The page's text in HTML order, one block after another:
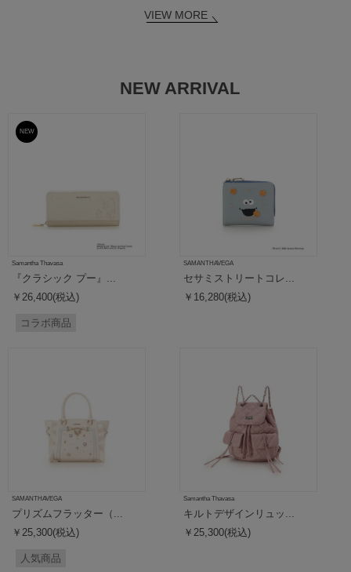
VIEW MORE
NEW ARRIVAL
予約
NEW
Samantha Thavasa
『クラシック プー』...
￥26,400(税込)
コラボ商品
SAMANTHAVEGA
セサミストリートコレ...
￥16,280(税込)
SAMANTHAVEGA
プリズムフラッター（...
￥25,300(税込)
人気商品
Samantha Thavasa
キルトデザインリュッ...
￥25,300(税込)